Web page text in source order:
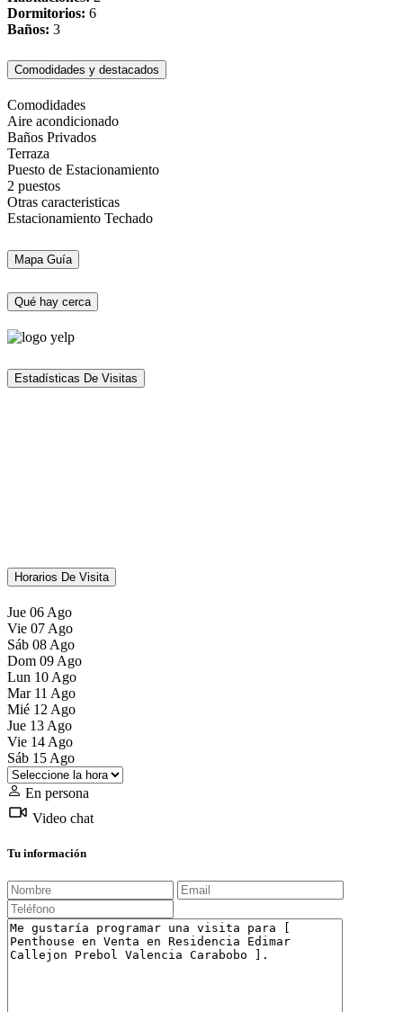
Dormitorios: 6
Baños: 3
Comodidades y destacados
Comodidades
Aire acondicionado
Baños Privados
Terraza
Puesto de Estacionamiento
2 puestos
Otras caracteristicas
Estacionamiento Techado
Mapa Guía
Qué hay cerca
Estadísticas De Visitas
Horarios De Visita
Jue 06 Ago
Vie 07 Ago
Sáb 08 Ago
Dom 09 Ago
Lun 10 Ago
Mar 11 Ago
Mié 12 Ago
Jue 13 Ago
Vie 14 Ago
Sáb 15 Ago
En persona
Video chat
Tu información